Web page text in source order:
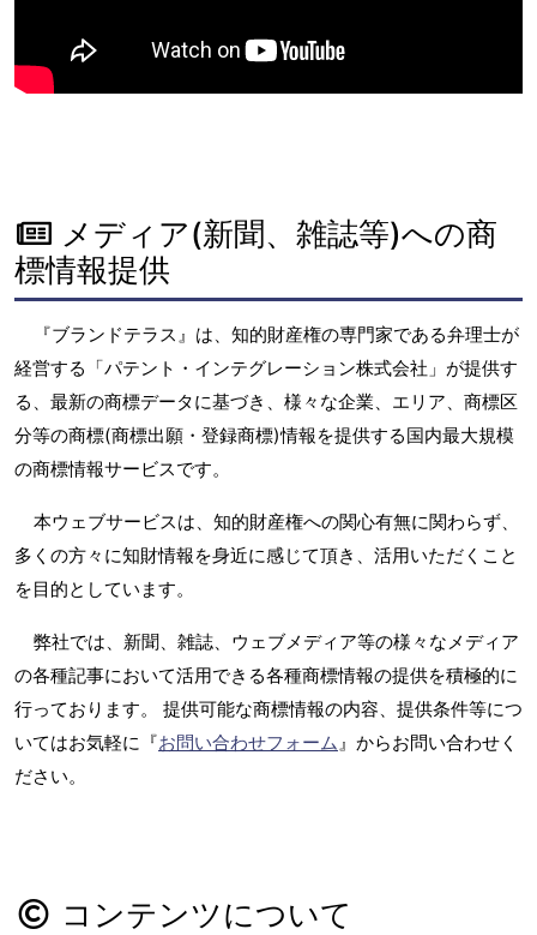
メディア(新聞、雑誌等)への商
標情報提供
『ブランドテラス』は、知的財産権の専門家である弁理士が
経営する「パテント・インテグレーション株式会社」が提供す
る、最新の商標データに基づき、様々な企業、エリア、商標区
分等の商標(商標出願・登録商標)情報を提供する国内最大規模
の商標情報サービスです。
本ウェブサービスは、知的財産権への関心有無に関わらず、
多くの方々に知財情報を身近に感じて頂き、活用いただくこと
を目的としています。
弊社では、新聞、雑誌、ウェブメディア等の様々なメディア
の各種記事において活用できる各種商標情報の提供を積極的に
行っております。 提供可能な商標情報の内容、提供条件等につ
いてはお気軽に『お問い合わせフォーム』からお問い合わせく
ださい。
コンテンツについて